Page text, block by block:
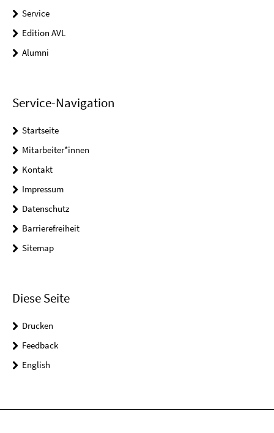
Service
Edition AVL
Alumni
Service-Navigation
Startseite
Mitarbeiter*innen
Kontakt
Impressum
Datenschutz
Barrierefreiheit
Sitemap
Diese Seite
Drucken
Feedback
English